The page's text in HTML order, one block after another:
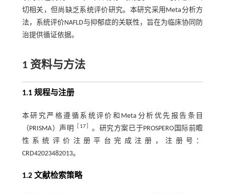
切相关，但尚缺乏系统评价研究。本研究采用Meta分析方
法，系统评价NAFLD与抑郁症的关联性，旨在为临床协同防
治提供循证依据。
1 资料与方法
1.1 规程与注册
本研究严格遵循系统评价和Meta分析优先报告条目
（PRISMA）声明
17
。研究方案已于PROSPERO国际前瞻
性系统评价注册平台完成注册，注册号：
CRD42023482013。
1.2 文献检索策略